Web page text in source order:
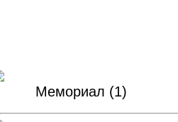
Мемориал (1)